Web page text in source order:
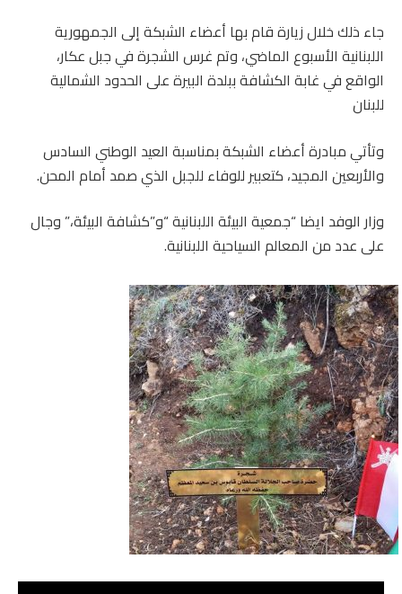
جاء ذلك خلال زيارة قام بها أعضاء الشبكة إلى الجمهورية
اللبنانية الأسبوع الماضي، وتم غرس الشجرة في جبل عكار،
الواقع في غابة الكشافة ببلدة البيرة على الحدود الشمالية
للبنان
وتأتي مبادرة أعضاء الشبكة بمناسبة العيد الوطني السادس
والأربعين المجيد، كتعبير للوفاء للجبل الذي صمد أمام المحن.
وزار الوفد ايضا “جمعية البيئة اللبنانية “و”كشافة البيئة،” وجال
على عدد من المعالم السياحية اللبنانية.